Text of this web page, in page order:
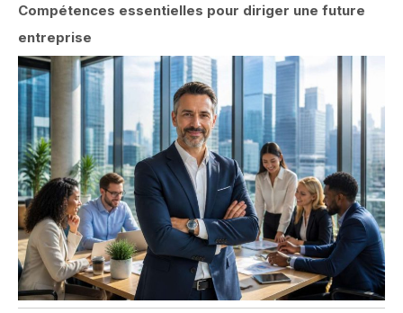
Compétences essentielles pour diriger une future
entreprise